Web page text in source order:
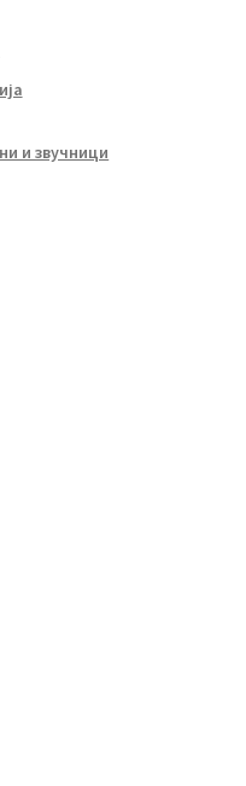
и звучници